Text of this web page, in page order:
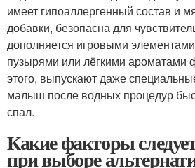
имеет гипоаллергенный состав и
добавки, безопасна для
дополняется игровыми
пузырями или лёгкими ароматами
этого, выпускают даже
малыш после водных процедур
спал.
Какие факторы
при выборе